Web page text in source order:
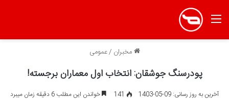
منو
مخبران /عمومی
پودرسنگ جوشقان: انتخاب اول معماران برجسته!
آخرین به روز رسانی: 09-05-1403 141 خواندن این مطلب 6 دقیقه زمان میبرد